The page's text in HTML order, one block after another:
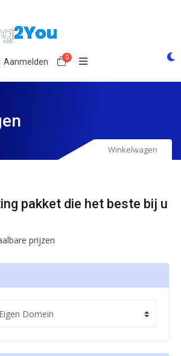
Aanmelden 0Winkelwagen
Winkelwagen
pakket die het beste bij u
prijzen